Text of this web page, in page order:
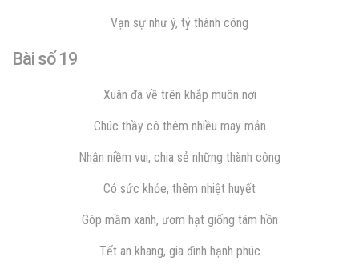
Vạn sự như ý, tỷ thành công
Bài số 19
Xuân đã về trên khắp muôn nơi
Chúc thầy cô thêm nhiều may mắn
Nhận niềm vui, chia sẻ những thành công
Có sức khỏe, thêm nhiệt huyết
Góp mầm xanh, ươm hạt giống tâm hồn
Tết an khang, gia đình hạnh phúc